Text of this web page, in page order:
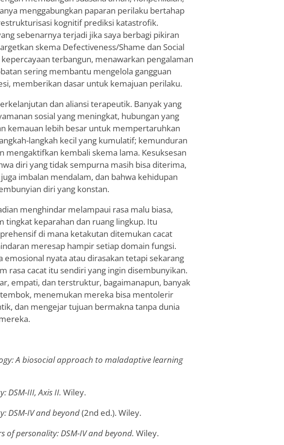
menggabungkan paparan perilaku bertahap
kognitif prediksi katastrofik.
sebenarnya terjadi jika saya berbagi pikiran
skema Defectiveness/Shame dan Social
terbangun, menawarkan pengalaman
sering membantu mengelola gangguan
memberikan dasar untuk kemajuan perilaku.
dan aliansi terapeutik. Banyak yang
sosial yang meningkat, hubungan yang
kemauan lebih besar untuk mempertaruhkan
langkah kecil yang kumulatif; kemunduran
mengaktifkan kembali skema lama. Kesuksesan
diri yang tidak sempurna masih bisa diterima,
imbalan mendalam, dan bahwa kehidupan
diri yang konstan.
menghindar melampaui rasa malu biasa,
tingkat keparahan dan ruang lingkup. Itu
di mana ketakutan ditemukan cacat
meresap hampir setiap domain fungsi.
nyata atau dirasakan tetapi sekarang
rasa cacat itu sendiri yang ingin disembunyikan.
empati, dan terstruktur, bagaimanapun, banyak
menemukan mereka bisa mentolerir
dan mengejar tujuan bermakna tanpa dunia
A biosocial approach to maladaptive learning
DSM-III, Axis II. Wiley.
DSM-IV and beyond(2nd ed.). Wiley.
of personality: DSM-IV and beyond. Wiley.